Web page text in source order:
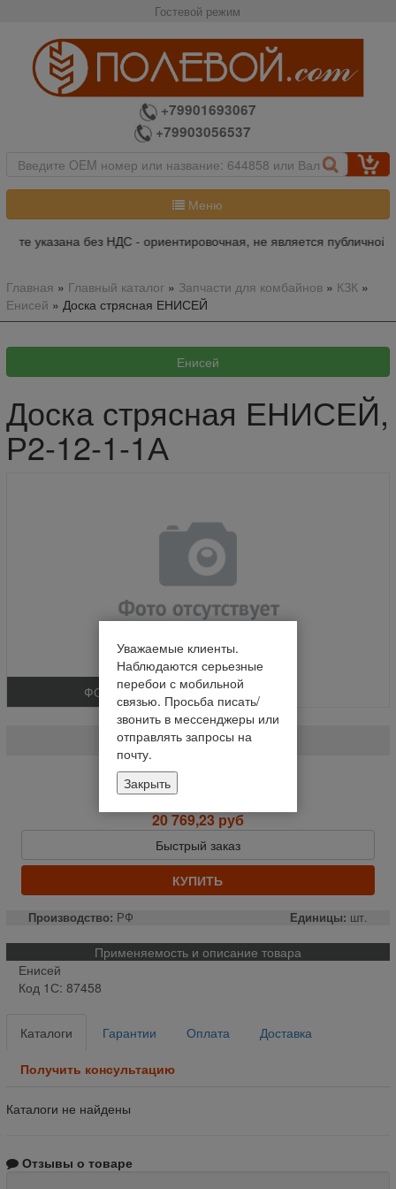
Гостевой режим
+79901693067
+79903056537
Меню
указана без НДС - ориентировочная, не является публичной
Главная » Главный каталог» Запчасти для комбайнов» КЗК »
Енисей » Доска стрясная ЕНИСЕЙ
Доска стрясная ЕНИСЕЙ,
Р2-12-1-1А
ФОТО
Доска стрясная ЕНИСЕЙ
Р2-12-1-1А
На складе
20 769,23 руб
Быстрый заказ
КУПИТЬ
Производство: РФ Единицы: шт.
Применяемость и описание товара
Енисей
Код 1С: 87458
Каталоги Гарантии Оплата Доставка
Получить консультацию
Каталоги не найдены
Отзывы о товаре
Уважаемые клиенты.
Наблюдаются серьезные
перебои с мобильной
связью. Просьба писать/
звонить в мессенджеры или
отправлять запросы на
почту.
Закрыть